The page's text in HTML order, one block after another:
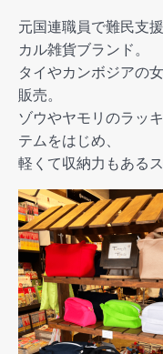
元国連職員で難民支
カル雑貨ブランド。
タイやカンボジアの
販売。
ゾウやヤモリのラッ
テムをはじめ、
軽くて収納力もある